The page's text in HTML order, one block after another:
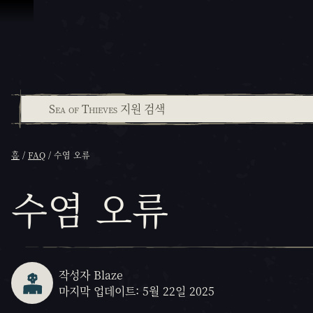
홈 FAQ 수염 오류
수염 오류
작성자 Blaze
마지막 업데이트: 5월 22일 2025